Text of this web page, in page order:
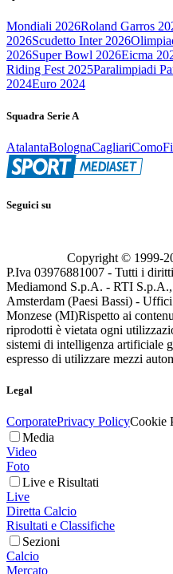
Mondiali 2026Roland Garros
2026Scudetto Inter 2026
2026Super Bowl 2026Eicma
Riding Fest 2025Paralimpiadi
2024Euro 2024
Squadra Serie A
AtalantaBolognaCagliariComo
Seguici su
Copyright © 1999-
P.Iva 03976881007 - Tutti i
Mediamond S.p.A. - RTI
Amsterdam (Paesi Bassi) -
Monzese (MI)Rispetto ai
riprodotti è vietata ogni
sistemi di intelligenza artificiale
espresso di utilizzare mezzi
Legal
CorporatePrivacy PolicyCookie
Media
Video
Foto
Live e Risultati
Live
Diretta Calcio
Risultati e Classifiche
Sezioni
Calcio
Mercato